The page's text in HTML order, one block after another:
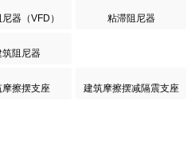
尼器（VFD）
粘滞阻尼器